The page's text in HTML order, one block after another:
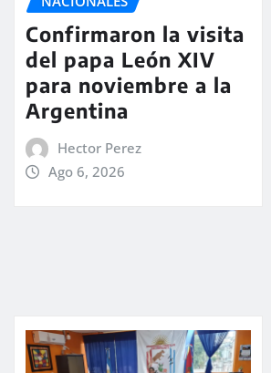
Confirmaron la visita
del papa León XIV
para noviembre a la
Argentina
Hector Perez
Ago 6, 2026